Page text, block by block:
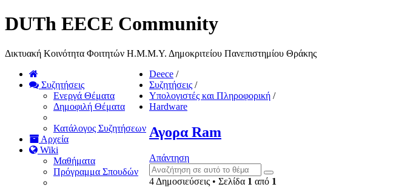
DUTh EECE Community
Δικτυακή Κοινότητα Φοιτητών Η.Μ.Μ.Υ. Δημοκριτείου Πανεπιστημίου Θράκης
Συζητήσεις
Ενεργά Θέματα
Δημοφιλή Θέματα
Κατάλογος Συζητήσεων
Αρχεία
Wiki
Μαθήματα
Πρόγραμμα Σπουδών
Deece /
Συζητήσεις /
Υπολογιστές και Πληροφορική /
Hardware
Αγορα Ram
Απάντηση
4 Δημοσιεύσεις • Σελίδα 1 από 1